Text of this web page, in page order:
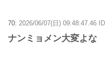
70: 2026/06/07(日) 09:48:47.46
ナンミョメン大変よな